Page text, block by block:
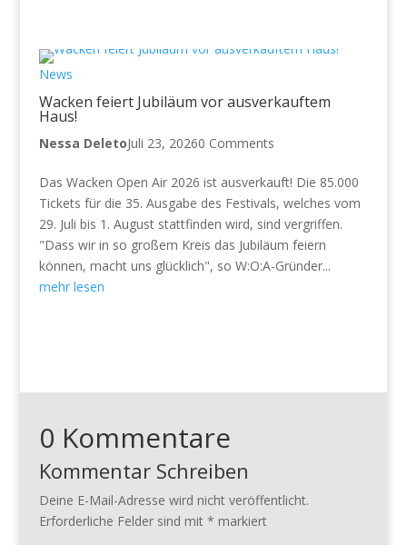
News
Wacken feiert Jubiläum vor ausverkauftem
Haus!
Nessa DeletoJuli 23, 20260 Comments
Das Wacken Open Air 2026 ist ausverkauft! Die 85.000
Tickets für die 35. Ausgabe des Festivals, welches vom
29. Juli bis 1. August stattfinden wird, sind vergriffen.
"Dass wir in so großem Kreis das Jubiläum feiern
können, macht uns glücklich", so W:O:A-Gründer...
mehr lesen
0 Kommentare
Kommentar Schreiben
Deine E-Mail-Adresse wird nicht veröffentlicht.
Erforderliche Felder sind mit * markiert